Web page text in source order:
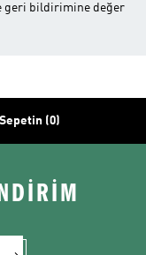
geri bildirimine değer
Sepetin (0)